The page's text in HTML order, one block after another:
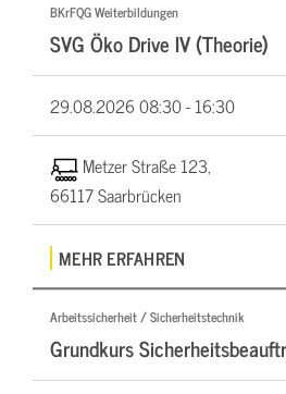
BKrFQG Weiterbildungen
SVG Öko Drive IV (Theorie)
29.08.202608:30 - 16:30
Metzer Straße 123,
66117 Saarbrücken
MEHR ERFAHREN
Arbeitssicherheit / Sicherheitstechnik
Grundkurs